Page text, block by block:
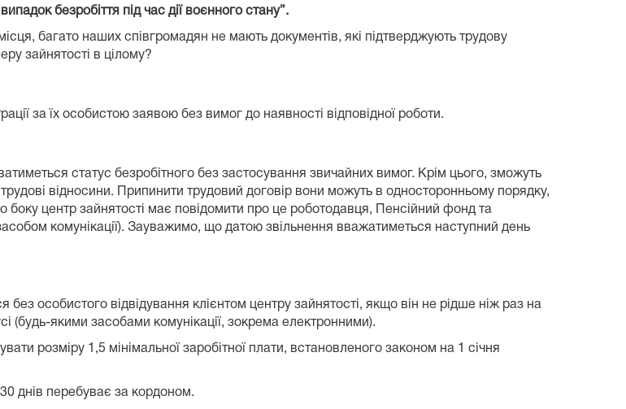
безробіття під час дії воєнного стану”.
багато наших співгромадян не мають документів, які підтверджують трудову
зайнятості в цілому?
за їх особистою заявою без вимог до наявності відповідної роботи.
статус безробітного без застосування звичайних вимог. Крім цього, зможуть
відносини. Припинити трудовий договір вони можуть в односторонньому порядку,
боку центр зайнятості має повідомити про це роботодавця, Пенсійний фонд та
комунікації). Зауважимо, що датою звільнення вважатиметься наступний день
особистого відвідування клієнтом центру зайнятості, якщо він не рідше ніж раз на
(будь-якими засобами комунікації, зокрема електронними).
розміру 1,5 мінімальної заробітної плати, встановленого законом на 1 січня
днів перебуває за кордоном.